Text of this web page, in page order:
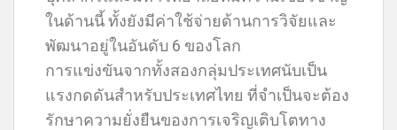
ในด้านนี้ ทั้งยังมีค่าใช้จ่ายด้านการวิจัยและ
พัฒนาอยู่ในอันดับ 6 ของโลก
การแข่งขันจากทั้งสองกลุ่มประเทศนับเป็น
แรงกดดันสำหรับประเทศไทย ที่จำเป็นจะต้อง
รักษาความยั่งยืนของการเจริญเติบโตทาง